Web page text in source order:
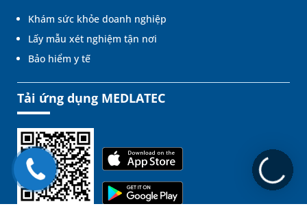
Khám sức khỏe doanh nghiệp
Lấy mẫu xét nghiệm tận nơi
Bảo hiểm y tế
Tải ứng dụng MEDLATEC